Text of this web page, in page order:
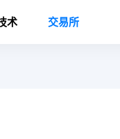
术 交易所